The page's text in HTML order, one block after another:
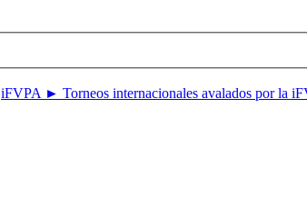
iFVPA ► Torneos internacionales avalados por la